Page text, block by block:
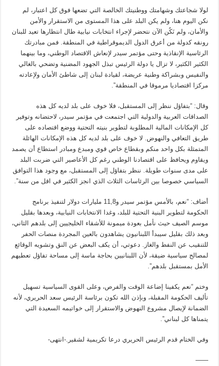
لولا شجاعتك وشهامتك ووطنيتك الخالصة التي تضعها فوق كل اعتبار، لم
نكن اليوم هنا، ولم يكن البلد على هذا المستوى من الاستقرار والأمن
والأمان، ولم نَكُن الآن نتحضر لإجراء انتخابات نيابية طال انتظارها تعيد للبنان
رونقه كدولة من أعرق الدول الديموقراطية في المنطقة. فمن مبادرتك
الرئاسية الإنقاذية وحتى مؤتمر سيدر لإنعاش الاقتصاد الوطني، وما بينهما
الكثير الكثير، لا تزال يا دولة الرئيس تبذل الجهود المضنية وتضحي بالغالي
والنفيس وبشراكة وطنية عريضة، لقيادة لبنان إلى شاطئ الأمان ولإعادته
مركزا اقتصاديا مرموقا في المنطقة”.
وقال: “بتفاؤل ننظر إلى المستقبل، فلا خوف على بلد لديه كل هذه
الصداقات العربية والدولية التي اجتمعت في مؤتمر سيدر، لاحتضانه وتوفير
كل الإمكانات المالية المطلوبة لتطوير بنيته التحتية ووضع اقتصاده على
طريق التعافي والنهوض. لا خوف على بلد لديه كل هذه الإمكانات الهائلة
المتمثلة بكل واحد منكم وبقطاع خاص قوي ومبدع ومبادر استطاع أن يصمد
ويقاوم ويحافظ على اقتصادنا الوطني رغم كل الأعاصير التي ضربت البلد
على مدى سنوات طويلة. ننظر بتفاؤل إلى المستقبل، مع وجود هذا التوافق
السياسي خصوصا بين الرئاسات الثلاث الذي انجز الكثير في اقل من سنة”.
أضاف: “نعم، بالأمس مؤتمر سيدر و11,8 مليارات دولار لتنفيذ برنامج
الحكومة لتطوير البنية التحتية للبلد، وغدا الانتخابات النيابية، وبعدها بقليل
موسم الصيف حيث نأمل بعودة ميمونة للأشقاء الخليجيين إلى بلدهم الثاني،
وبعد ذلك بقليل سيبدأ اللبنانيون يشاهدون بالعين المجردة منصات الحفر
للتنقيب عن النفط والغاز. دعوتي، أن يكف البعض عن النق وتشويه الوقائع
لمصالح سياسية ضيقة، لأن اللبنانيين بحاجة ماسة إلى مساحة تفاؤل تعطيهم
الأمل بمستقبل بلدهم”.
وختم “نعم يكفينا إضاعة الوقت والفرص، وعلى القوى السياسية تسهيل
تأليف الحكومة المقبلة، وبإذن الله تكون برئاسة الرئيس سعد الحريري، لأنه
الضمانة لإيصال مشروع النهوض والاستقرار إلى خواتيمه السعيدة التي
يتمناها كل لبناني”.
وفي الختام قدم الرئيس الحريري درعا تكريمية لشقير.-انتهى-
——